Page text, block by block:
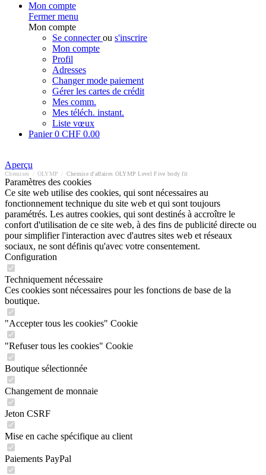
Mon compte
Fermer menu
Mon compte
Se connecterou s'inscrire
Mon compte
Profil
Adresses
Changer mode paiement
Gérer les cartes de crédit
Mes comm.
Mes téléch. instant.
Liste vœux
Panier0 CHF 0.00
Aperçu
Chemises OLYMP Chemise d'affaires OLYMP Level Five body fit
Paramètres des cookies
Ce site web utilise des cookies, qui sont nécessaires au
fonctionnement technique du site web et qui sont toujours
paramétrés. Les autres cookies, qui sont destinés à accroître le
confort d'utilisation de ce site web, à des fins de publicité directe ou
pour simplifier l'interaction avec d'autres sites web et réseaux
sociaux, ne sont définis qu'avec votre consentement.
Configuration
Techniquement nécessaire
Ces cookies sont nécessaires pour les fonctions de base de la
boutique.
"Accepter tous les cookies" Cookie
"Refuser tous les cookies" Cookie
Boutique sélectionnée
Changement de monnaie
Jeton CSRF
Mise en cache spécifique au client
Paiements PayPal